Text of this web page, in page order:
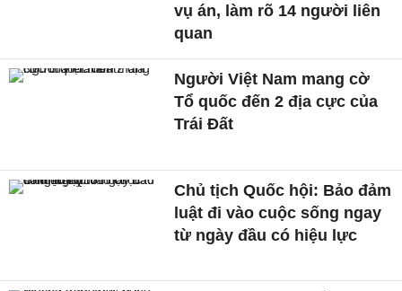
vụ án, làm rõ 14 người liên
quan
Người Việt Nam mang cờ
Tổ quốc đến 2 địa cực của
Trái Đất
Chủ tịch Quốc hội: Bảo đảm
luật đi vào cuộc sống ngay
từ ngày đầu có hiệu lực